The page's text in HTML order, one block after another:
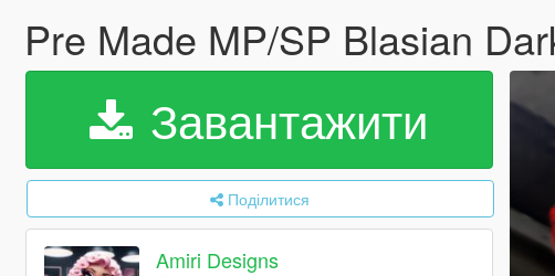
Pre Made MP/SP Blasian
Завантажити
Поділитися
Amiri Designs